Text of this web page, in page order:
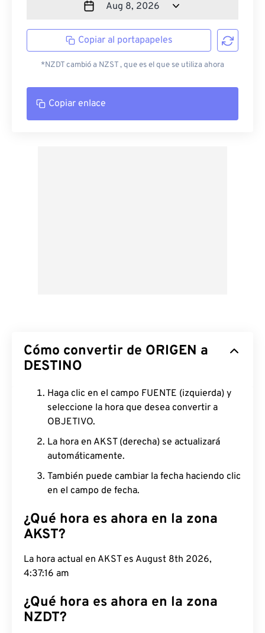
Copiar al portapapeles
*NZDT cambió a NZST , que es el que se utiliza ahora
Copiar enlace
Cómo convertir de ORIGEN a
DESTINO
Haga clic en el campo FUENTE (izquierda) y
seleccione la hora que desea convertir a
OBJETIVO.
La hora en AKST (derecha) se actualizará
automáticamente.
También puede cambiar la fecha haciendo clic
en el campo de fecha.
¿Qué hora es ahora en la zona
AKST?
La hora actual en AKST es August 8th 2026,
4:37:17 am
¿Qué hora es ahora en la zona
NZDT?